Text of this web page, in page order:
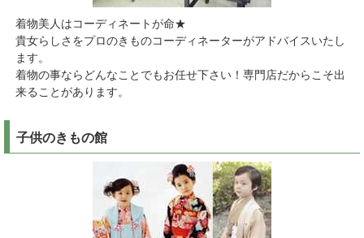
着物美人はコーディネートが命★
貴女らしさをプロのきものコーディネーターがアドバイスいたし
ます。
着物の事ならどんなことでもお任せ下さい！専門店だからこそ出
来ることがあります。
子供のきもの館